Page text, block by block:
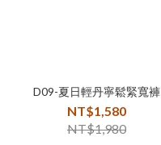
D09-夏日輕丹寧鬆緊寬褲
NT$1,580
NT$1,980